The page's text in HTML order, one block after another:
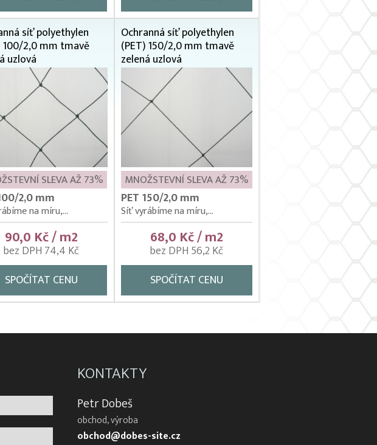
síť polyethylen
100/2,0 mm tmavě
uzlová
SLEVA AŽ 73%
2,0 mm
na míru,...
90,0 Kč / m2
bez DPH 74,4 Kč
SPOČÍTAT CENU
Ochranná síť polyethylen
(PET) 150/2,0 mm tmavě
zelená uzlová
MNOŽSTEVNÍ SLEVA AŽ 73%
PET 150/2,0 mm
Síť vyrábíme na míru,...
68,0 Kč / m2
bez DPH 56,2 Kč
SPOČÍTAT CENU
KONTAKTY
Petr Dobeš
obchod, výroba
obchod@dobes-site.cz